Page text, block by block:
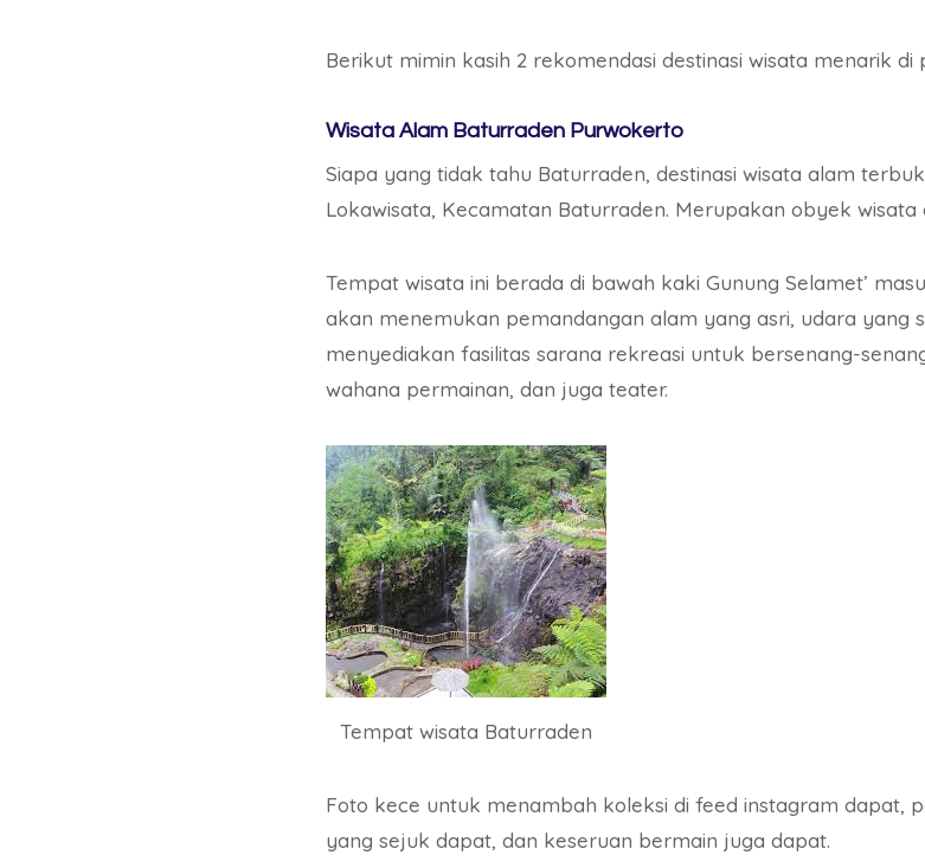
Berikut mimin kasih 2 rekomendasi destinasi wisata menarik di
Wisata Alam Baturraden Purwokerto
Siapa yang tidak tahu Baturraden, destinasi wisata alam
Lokawisata, Kecamatan Baturraden. Merupakan obyek
Tempat wisata ini berada di bawah kaki Gunung Selamet’
akan menemukan pemandangan alam yang asri, udara yang
menyediakan fasilitas sarana rekreasi untuk bersenang-
wahana permainan, dan juga teater.
Tempat wisata Baturraden
Foto kece untuk menambah koleksi di feed instagram dapat,
yang sejuk dapat, dan keseruan bermain juga dapat.